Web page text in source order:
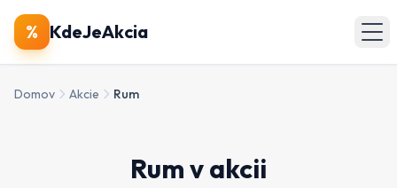
% KdeJeAkcia
🔍Produkty
Zobraziť všetky akcie
Domov Akcie Rum
Rum v akcii